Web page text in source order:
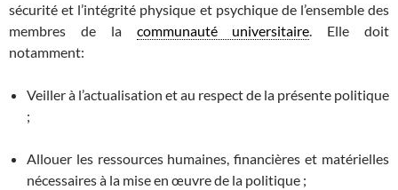
sécurité et l’intégrité physique et psychique de l’ensemble des
membres de la communauté universitaire. Elle doit
notamment:
Veiller à l’actualisation et au respect de la présente politique
;
Allouer les ressources humaines, financières et matérielles
nécessaires à la mise en œuvre de la politique ;